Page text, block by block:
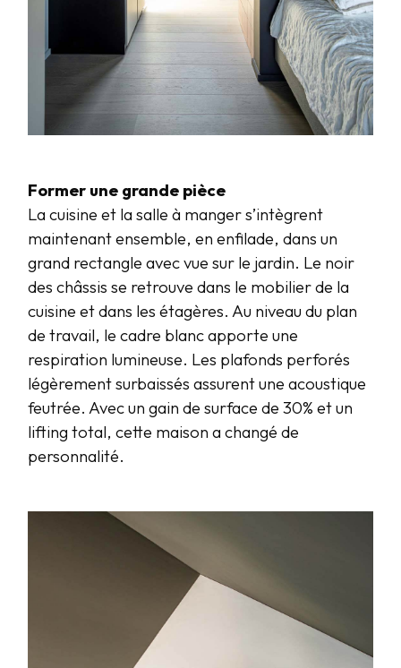
Former une grande pièce
La cuisine et la salle à manger s’intègrent
maintenant ensemble, en enfilade, dans un
grand rectangle avec vue sur le jardin. Le noir
des châssis se retrouve dans le mobilier de la
cuisine et dans les étagères. Au niveau du plan
de travail, le cadre blanc apporte une
respiration lumineuse. Les plafonds perforés
légèrement surbaissés assurent une acoustique
feutrée. Avec un gain de surface de 30% et un
lifting total, cette maison a changé de
personnalité.